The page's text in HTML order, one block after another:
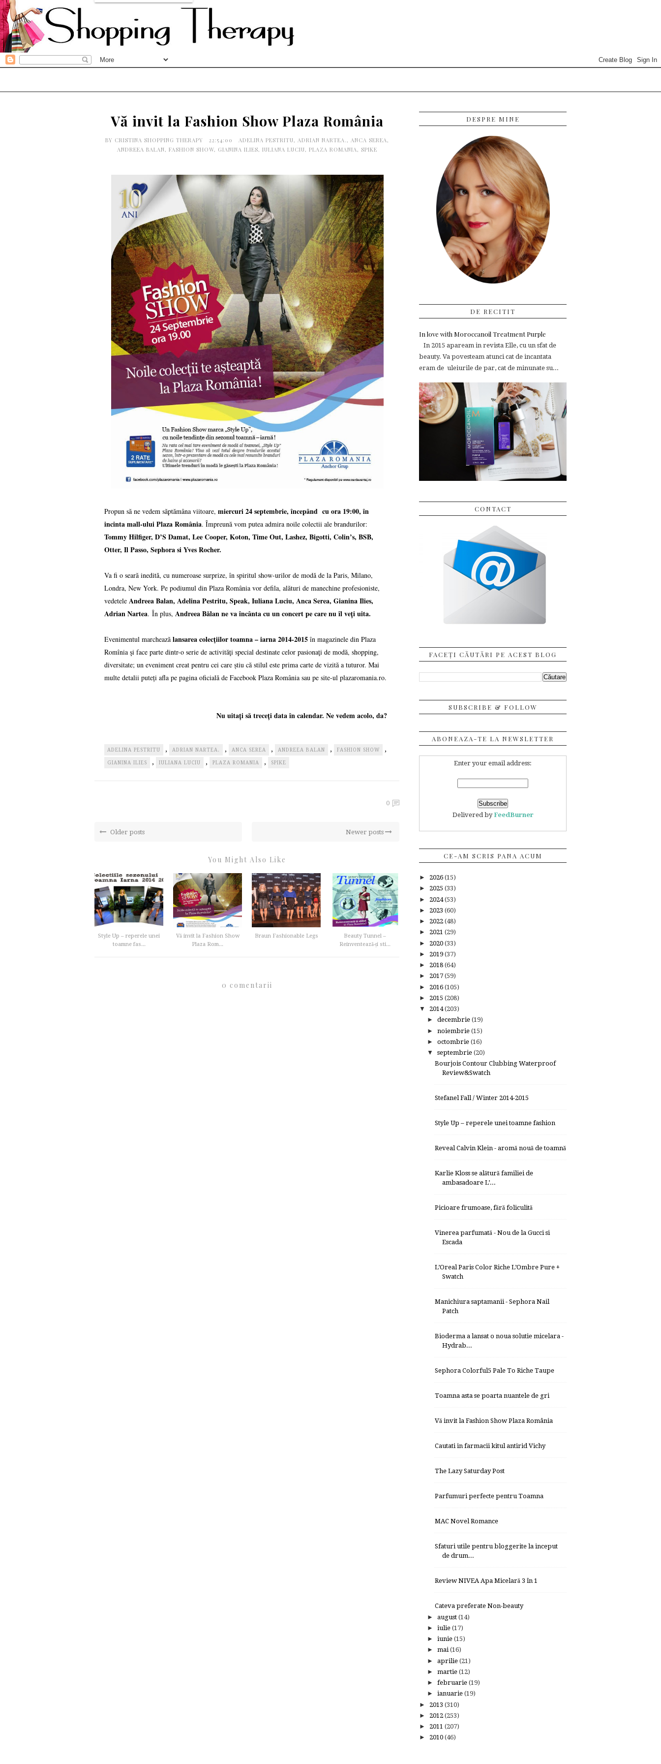
Vă invit la Fashion Show Plaza România
BY CRISTINA SHOPPING THERAPY 22:54:00 ADELINA PESTRITU, ADRIAN NARTEA., ANCA SEREA,
ANDREEA BALAN, FASHION SHOW, GIANINA ILIES, IULIANA LUCIU, PLAZA ROMANIA, SPIKE
Propun să ne vedem săptămâna viitoare, miercuri 24 septembrie, începând cu ora 19:00, în
incinta mall-ului Plaza România. Împreună vom putea admira noile colectii ale brandurilor:
Tommy Hilfiger, D’S Damat, Lee Cooper, Koton, Time Out, Lashez, Bigotti, Colin’s, BSB,
Otter, Il Passo, Sephora si Yves Rocher.
Va fi o seară inedită, cu numeroase surprize, în spiritul show-urilor de modă de la Paris, Milano,
Londra, New York. Pe podiumul din Plaza România vor defila, alături de manechine profesioniste,
vedetele Andreea Balan, Adelina Pestritu, Speak, Iuliana Luciu, Anca Serea, Gianina Ilies,
Adrian Nartea. În plus, Andreea Bălan ne va încânta cu un concert pe care nu îl veți uita.
Evenimentul marchează lansarea colecţiilor toamna – iarna 2014-2015 în magazinele din Plaza
Romînia şi face parte dintr-o serie de activităţi special destinate celor pasionaţi de modă, shopping,
diversitate; un eveniment creat pentru cei care știu că stilul este prima carte de vizită a tuturor. Mai
multe detalii puteți afla pe pagina oficială de Facebook Plaza România sau pe site-ul plazaromania.ro.
Nu uitați să treceți data în calendar. Ne vedem acolo, da?
ADELINA PESTRITU , ADRIAN NARTEA. , ANCA SEREA , ANDREEA BALAN , FASHION SHOW ,
GIANINA ILIES , IULIANA LUCIU , PLAZA ROMANIA , SPIKE
0
Older posts Newer posts
You Might Also Like
Style Up – reperele unei
toamne fas...
Vă invit la Fashion Show
Plaza Rom...
Braun Fashionable Legs
Beauty Tunnel –
Reinventează-ți sti...
0 comentarii
DESPRE MINE
DE RECITIT
In love with Moroccanoil Treatment Purple
In 2015 apaream in revista Elle, cu un sfat de
beauty. Va povesteam atunci cat de incantata
eram de uleiurile de par, cat de minunate su...
CONTACT
FACEȚI CĂUTĂRI PE ACEST BLOG
SUBSCRIBE & FOLLOW
ABONEAZA-TE LA NEWSLETTER
Enter your email address:
Delivered byFeedBurner
CE-AM SCRIS PANA ACUM
► 2026 (15)
► 2025 (33)
► 2024(53)
► 2023 (60)
► 2022 (48)
► 2021 (29)
► 2020 (33)
► 2019 (37)
► 2018 (64)
► 2017 (59)
► 2016 (105)
► 2015 (208)
▼ 2014(203)
► decembrie (19)
► noiembrie (15)
► octombrie (16)
▼ septembrie (20)
Bourjois Contour Clubbing Waterproof
Review&Swatch
Stefanel Fall / Winter 2014-2015
Style Up – reperele unei toamne fashion
Reveal Calvin Klein - aromă nouă de toamnă
Karlie Kloss se alătură familiei de
ambasadoare L’...
Picioare frumoase, fără foliculită
Vinerea parfumată - Nou de la Gucci si
Escada
L’Oreal Paris Color Riche L’Ombre Pure +
Swatch
Manichiura saptamanii - Sephora Nail
Patch
Bioderma a lansat o noua solutie micelara -
Hydrab...
Sephora Colorful5 Pale To Riche Taupe
Toamna asta se poarta nuantele de gri
Vă invit la Fashion Show Plaza România
Cautati in farmacii kitul antirid Vichy
The Lazy Saturday Post
Parfumuri perfecte pentru Toamna
MAC Novel Romance
Sfaturi utile pentru bloggerite la inceput
de drum...
Review NIVEA Apa Micelară 3 în 1
Cateva preferate Non-beauty
► august (14)
► iulie (17)
► iunie (15)
► mai(16)
► aprilie (21)
► martie (12)
► februarie (19)
► ianuarie (19)
► 2013 (310)
► 2012 (253)
► 2011 (207)
► 2010 (46)